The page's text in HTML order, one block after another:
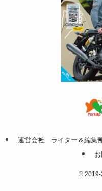
運営会社 ライター＆編集
©2019-